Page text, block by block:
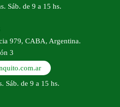
Sáb. de 9 a 15 hs.
979, CABA, Argentina.
3
Sáb. de 9 a 15 hs.